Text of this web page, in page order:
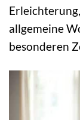
allgemeine
besonderen